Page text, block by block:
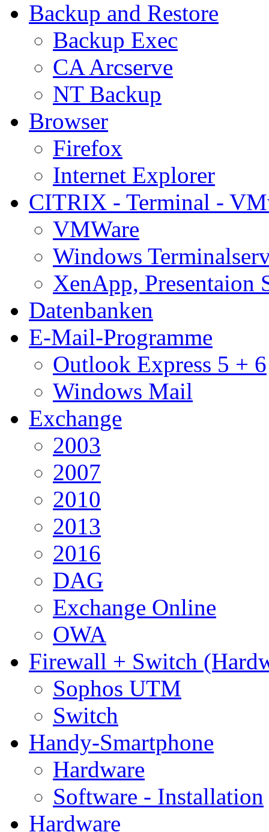
Backup and Restore
Backup Exec
CA Arcserve
NT Backup
Browser
Firefox
Internet Explorer
CITRIX - Terminal -
VMWare
Windows
XenApp, Presentaion
Datenbanken
E-Mail-Programme
Outlook Express 5 + 6
Windows Mail
Exchange
2003
2007
2010
2013
2016
DAG
Exchange Online
OWA
Firewall + Switch
Sophos UTM
Switch
Handy-Smartphone
Hardware
Software - Installation
Hardware